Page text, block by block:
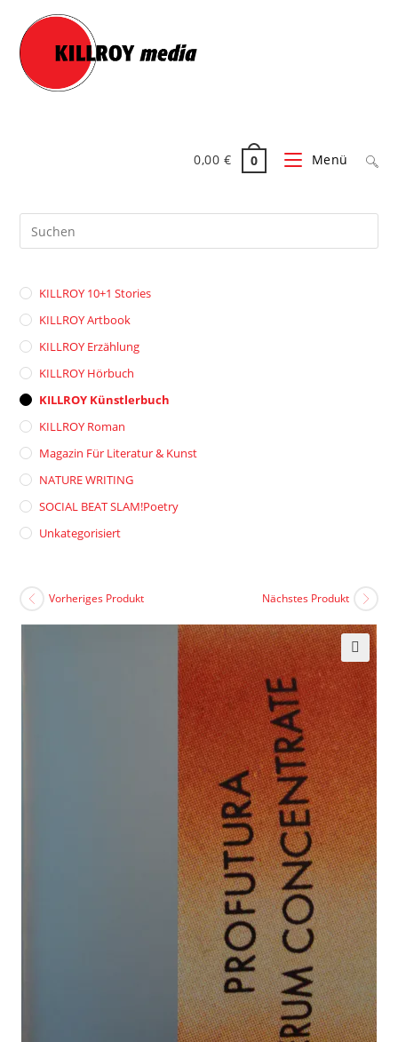
Inhalt
springen
0,00€ 0 Menü
KILLROY 10+1 Stories
KILLROY Artbook
KILLROY Erzählung
KILLROY Hörbuch
KILLROY Künstlerbuch
KILLROY Roman
Magazin Für Literatur & Kunst
NATURE WRITING
SOCIAL BEAT SLAM!poetry
Unkategorisiert
Vorheriges Produkt Nächstes Produkt
🔍